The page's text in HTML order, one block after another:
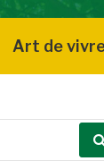
Art de